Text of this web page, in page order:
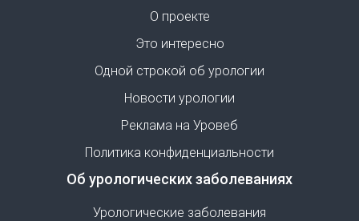
О проекте
Это интересно
Одной строкой об урологии
Новости урологии
Реклама на Уровеб
Политика конфиденциальности
Об урологических заболеваниях
Урологические заболевания